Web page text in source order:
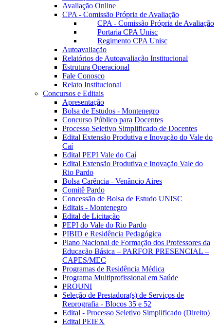
Avaliação Online
CPA - Comissão Própria de Avaliação
CPA - Comissão Própria de Avaliação
Portaria CPA Unisc
Regimento CPA Unisc
Autoavaliação
Relatórios de Autoavaliação Institucional
Estrutura Operacional
Fale Conosco
Relato Institucional
Concursos e Editais
Apresentação
Bolsa de Estudos - Montenegro
Concurso Público para Docentes
Processo Seletivo Simplificado de Docentes
Edital Extensão Produtiva e Inovação do Vale do
Caí
Edital PEPI Vale do Caí
Edital Extensão Produtiva e Inovação Vale do
Rio Pardo
Bolsa Carência - Venâncio Aires
Comitê Pardo
Concessão de Bolsa de Estudo UNISC
Editais - Montenegro
Edital de Licitação
PEPI do Vale do Rio Pardo
PIBID e Residência Pedagógica
Plano Nacional de Formação dos Professores da
Educação Básica – PARFOR PRESENCIAL –
CAPES/MEC
Programas de Residência Médica
Programa Multiprofissional em Saúde
PROUNI
Seleção de Prestadora(s) de Serviços de
Reprografia - Blocos 35 e 52
Edital - Processo Seletivo Simplificado (Direito)
Edital PEIEX